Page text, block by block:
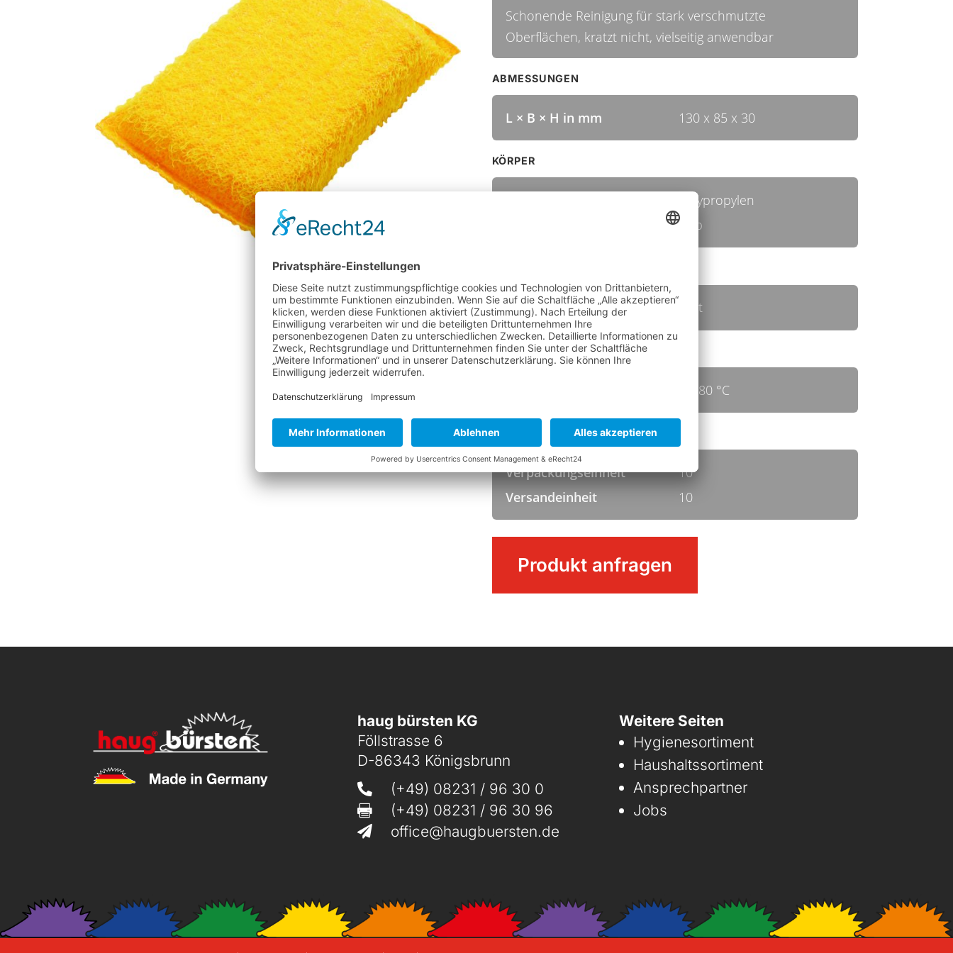
MengeProdukt anfragen
Schonende Reinigung für stark verschmutzte
Oberflächen, kratzt nicht, vielseitig anwendbar
ABMESSUNGEN
L × B × H in mm 130 x 85 x 30
KÖRPER
Polypropylen
gelb
Härte hart
TEMPERATUR
bis 80 °C
LOGISTIK
Verpackungseinheit
10
Versandeinheit
10
haug bürsten KG
Föllstrasse 6
D-86343 Königsbrunn
 (+49) 08231 / 96 30 0
 (+49) 08231 / 96 30 96
 office@haugbuersten.de
Weitere Seiten
Hygienesortiment
Haushaltssortiment
Ansprechpartner
Jobs